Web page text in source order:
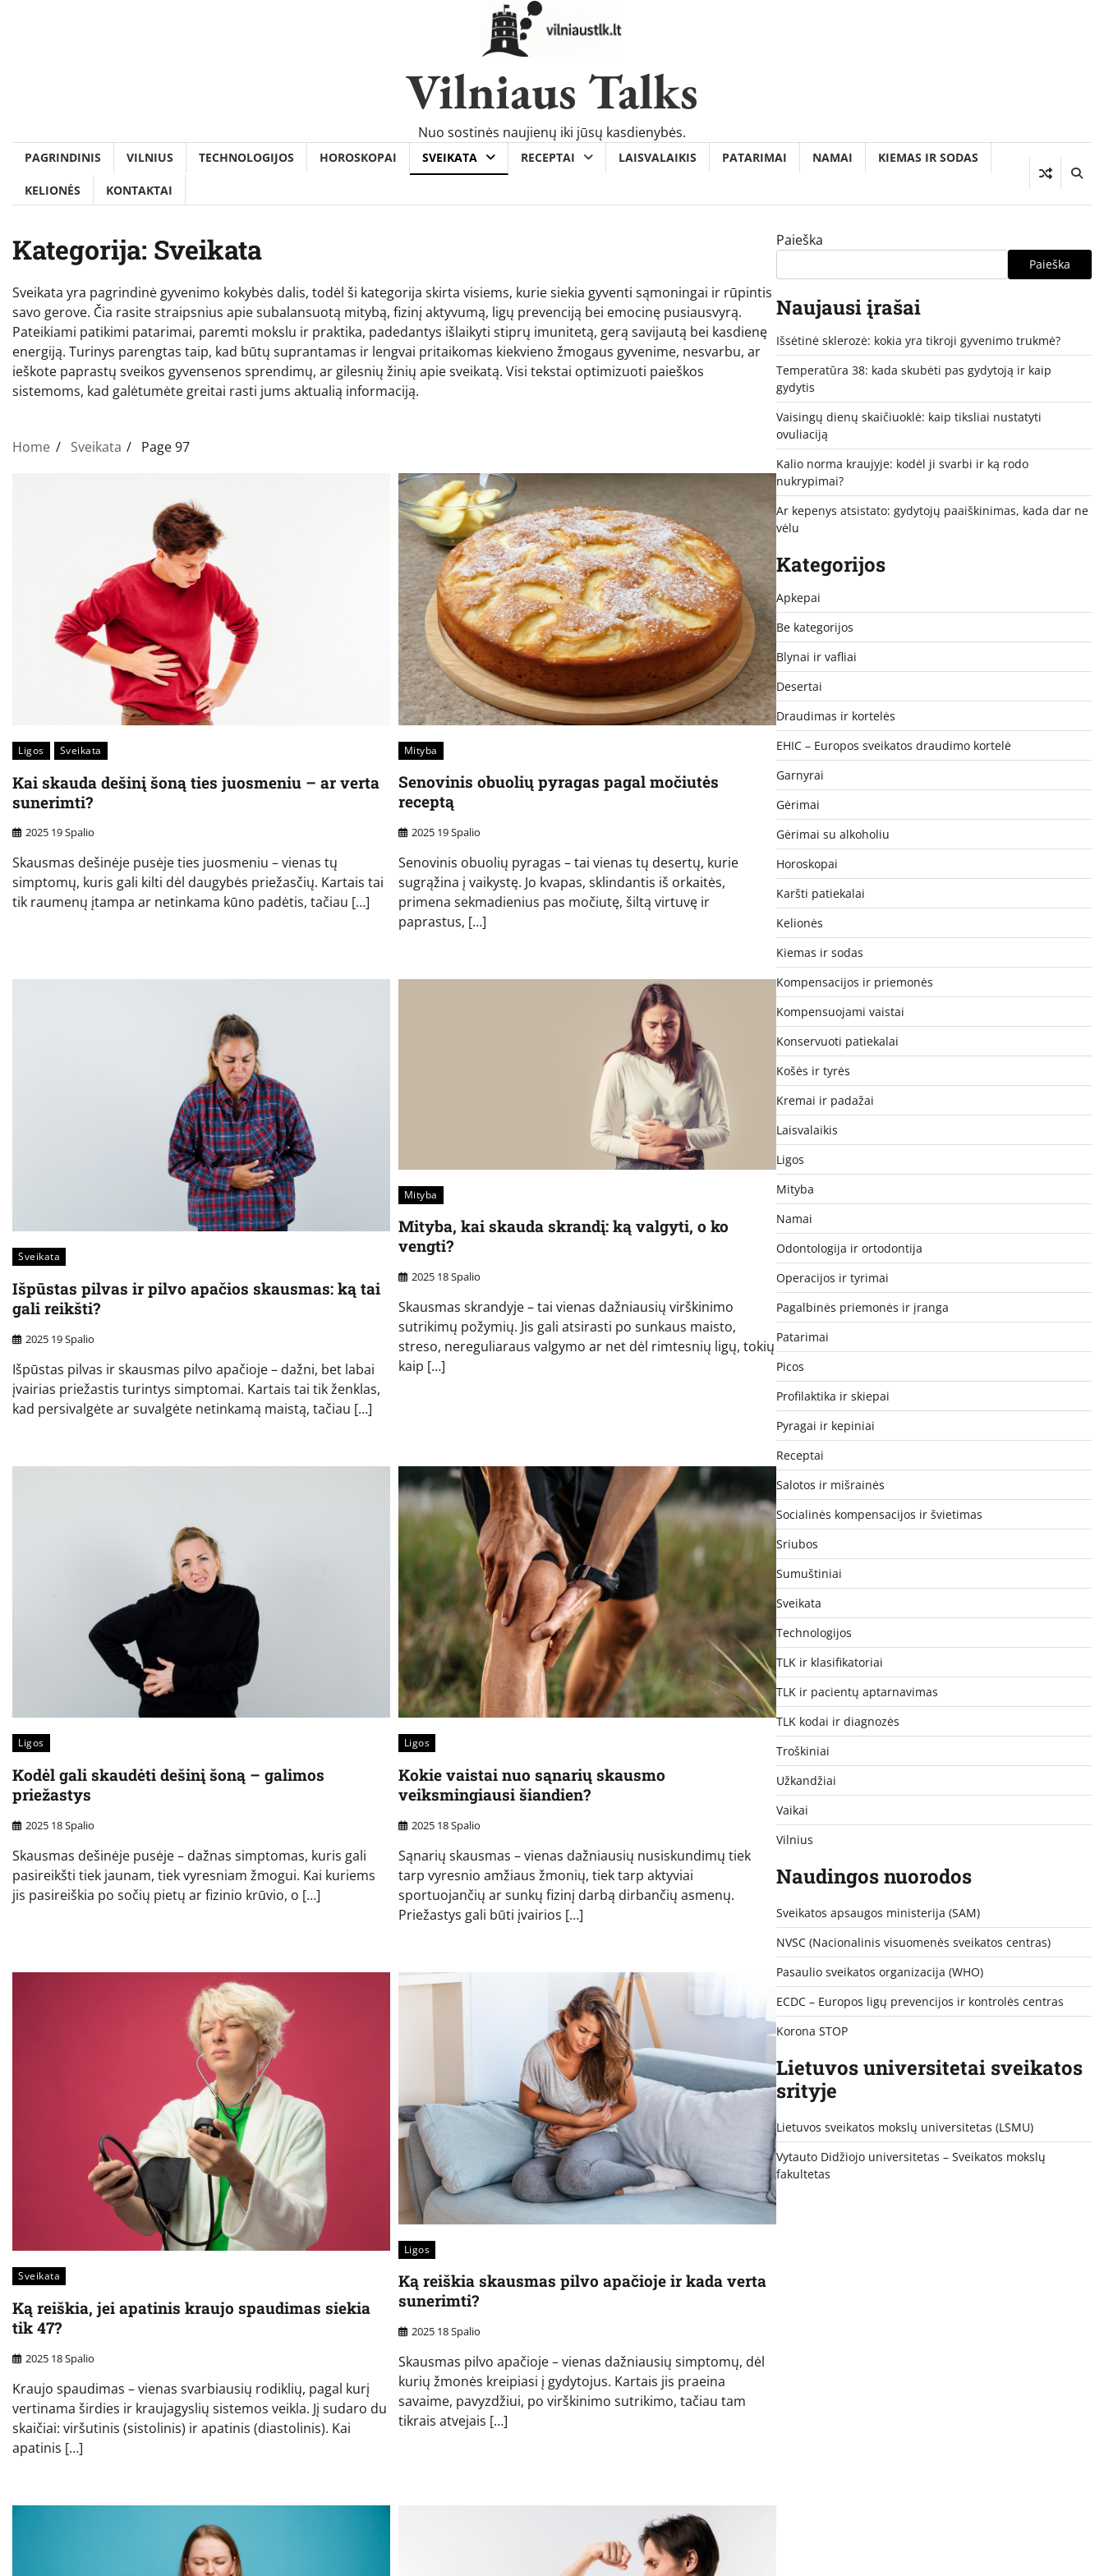
Vilniaus Talks
Nuo sostinės naujienų iki jūsų kasdienybės.
PAGRINDINIS VILNIUS TECHNOLOGIJOS HOROSKOPAI SVEIKATA RECEPTAI LAISVALAIKIS PATARIMAI NAMAI KIEMAS IR SODAS
KELIONĖS KONTAKTAI
Kategorija: Sveikata
Sveikata yra pagrindinė gyvenimo kokybės dalis, todėl ši kategorija skirta visiems, kurie siekia gyventi sąmoningai ir rūpintis
savo gerove. Čia rasite straipsnius apie subalansuotą mitybą, fizinį aktyvumą, ligų prevenciją bei emocinę pusiausvyrą.
Pateikiami patikimi patarimai, paremti mokslu ir praktika, padedantys išlaikyti stiprų imunitetą, gerą savijautą bei kasdienę
energiją. Turinys parengtas taip, kad būtų suprantamas ir lengvai pritaikomas kiekvieno žmogaus gyvenime, nesvarbu, ar
ieškote paprastų sveikos gyvensenos sprendimų, ar gilesnių žinių apie sveikatą. Visi tekstai optimizuoti paieškos
sistemoms, kad galėtumėte greitai rasti jums aktualią informaciją.
Home Sveikata Page 97
Ligos Sveikata
Kai skauda dešinį šoną ties juosmeniu – ar verta
sunerimti?
2025 19 Spalio
Skausmas dešinėje pusėje ties juosmeniu – vienas tų
simptomų, kuris gali kilti dėl daugybės priežasčių. Kartais tai
tik raumenų įtampa ar netinkama kūno padėtis, tačiau […]
Mityba
Senovinis obuolių pyragas pagal močiutės
receptą
2025 19 Spalio
Senovinis obuolių pyragas – tai vienas tų desertų, kurie
sugrąžina į vaikystę. Jo kvapas, sklindantis iš orkaitės,
primena sekmadienius pas močiutę, šiltą virtuvę ir
paprastus, […]
Sveikata
Išpūstas pilvas ir pilvo apačios skausmas: ką tai
gali reikšti?
2025 19 Spalio
Išpūstas pilvas ir skausmas pilvo apačioje – dažni, bet labai
įvairias priežastis turintys simptomai. Kartais tai tik ženklas,
kad persivalgėte ar suvalgėte netinkamą maistą, tačiau […]
Mityba
Mityba, kai skauda skrandį: ką valgyti, o ko
vengti?
2025 18 Spalio
Skausmas skrandyje – tai vienas dažniausių virškinimo
sutrikimų požymių. Jis gali atsirasti po sunkaus maisto,
streso, nereguliaraus valgymo ar net dėl rimtesnių ligų, tokių
kaip […]
Ligos
Kodėl gali skaudėti dešinį šoną – galimos
priežastys
2025 18 Spalio
Skausmas dešinėje pusėje – dažnas simptomas, kuris gali
pasireikšti tiek jaunam, tiek vyresniam žmogui. Kai kuriems
jis pasireiškia po sočių pietų ar fizinio krūvio, o […]
Ligos
Kokie vaistai nuo sąnarių skausmo
veiksmingiausi šiandien?
2025 18 Spalio
Sąnarių skausmas – vienas dažniausių nusiskundimų tiek
tarp vyresnio amžiaus žmonių, tiek tarp aktyviai
sportuojančių ar sunkų fizinį darbą dirbančių asmenų.
Priežastys gali būti įvairios […]
Sveikata
Ką reiškia, jei apatinis kraujo spaudimas siekia
tik 47?
2025 18 Spalio
Kraujo spaudimas – vienas svarbiausių rodiklių, pagal kurį
vertinama širdies ir kraujagyslių sistemos veikla. Jį sudaro du
skaičiai: viršutinis (sistolinis) ir apatinis (diastolinis). Kai
apatinis […]
Ligos
Ką reiškia skausmas pilvo apačioje ir kada verta
sunerimti?
2025 18 Spalio
Skausmas pilvo apačioje – vienas dažniausių simptomų, dėl
kurių žmonės kreipiasi į gydytojus. Kartais jis praeina
savaime, pavyzdžiui, po virškinimo sutrikimo, tačiau tam
tikrais atvejais […]
Paieška
Paieška
Naujausi įrašai
Išsėtinė sklerozė: kokia yra tikroji gyvenimo trukmė?
Temperatūra 38: kada skubėti pas gydytoją ir kaip
gydytis
Vaisingų dienų skaičiuoklė: kaip tiksliai nustatyti
ovuliaciją
Kalio norma kraujyje: kodėl ji svarbi ir ką rodo
nukrypimai?
Ar kepenys atsistato: gydytojų paaiškinimas, kada dar ne
vėlu
Kategorijos
Apkepai
Be kategorijos
Blynai ir vafliai
Desertai
Draudimas ir kortelės
EHIC – Europos sveikatos draudimo kortelė
Garnyrai
Gėrimai
Gėrimai su alkoholiu
Horoskopai
Karšti patiekalai
Kelionės
Kiemas ir sodas
Kompensacijos ir priemonės
Kompensuojami vaistai
Konservuoti patiekalai
Košės ir tyrės
Kremai ir padažai
Laisvalaikis
Ligos
Mityba
Namai
Odontologija ir ortodontija
Operacijos ir tyrimai
Pagalbinės priemonės ir įranga
Patarimai
Picos
Profilaktika ir skiepai
Pyragai ir kepiniai
Receptai
Salotos ir mišrainės
Socialinės kompensacijos ir švietimas
Sriubos
Sumuštiniai
Sveikata
Technologijos
TLK ir klasifikatoriai
TLK ir pacientų aptarnavimas
TLK kodai ir diagnozės
Troškiniai
Užkandžiai
Vaikai
Vilnius
Naudingos nuorodos
Sveikatos apsaugos ministerija (SAM)
NVSC (Nacionalinis visuomenės sveikatos centras)
Pasaulio sveikatos organizacija (WHO)
ECDC – Europos ligų prevencijos ir kontrolės centras
Korona STOP
Lietuvos universitetai sveikatos
srityje
Lietuvos sveikatos mokslų universitetas (LSMU)
Vytauto Didžiojo universitetas – Sveikatos mokslų
fakultetas